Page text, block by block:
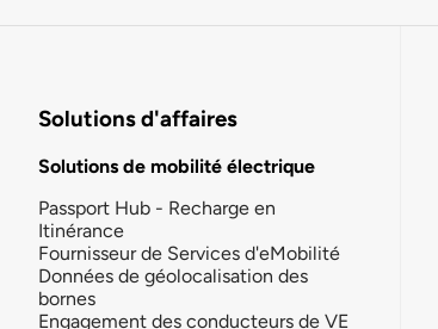
Solutions d'affaires
Solutions de mobilité électrique
Passport Hub - Recharge en
Itinérance
Fournisseur de Services d'eMobilité
Données de géolocalisation des
bornes
Engagement des conducteurs de VE